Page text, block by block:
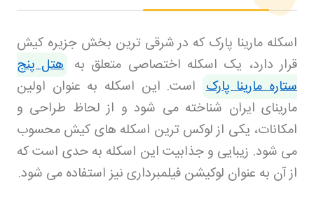
اسکله مارینا پارک که در شرقی ترین بخش جزیره کیش
قرار دارد، یک اسکله اختصاصی متعلق به هتل پنج
ستاره مارینا پارک است. این اسکله به عنوان اولین
مارینای ایران شناخته می شود و از لحاظ طراحی و
امکانات، یکی از لوکس ترین اسکله های کیش محسوب
می شود. زیبایی و جذابیت این اسکله به حدی است که
از آن به عنوان لوکیشن فیلمبرداری نیز استفاده می شود.